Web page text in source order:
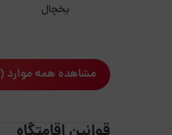
یخچال
مشاهده همه موارد (12 مورد)